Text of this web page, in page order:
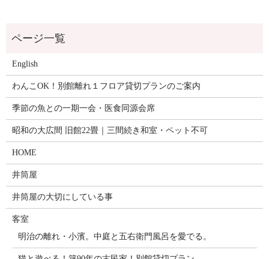
English
わんこOK！別館離れ１フロア貸切プランのご案内
季節の魚との一期一会・医食同源会席
昭和の大広間 旧館22畳｜三間続き和室・ペット不可
HOME
井筒屋
井筒屋の大切にしている事
客室
明治の離れ・小濱。中庭と五右衛門風呂を愛でる。